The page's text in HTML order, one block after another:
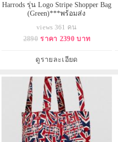
Harrods รุ่น Logo Stripe Shopper Bag
(Green)***พร้อมส่ง
views 361 คน
2890 ราคา 2390 บาท
ดูรายละเอียด